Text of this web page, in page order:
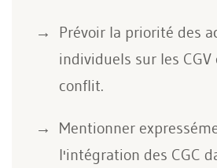
Prévoir la priorité des
individuels sur les CGV
conflit.
Mentionner
l'intégration des CGC